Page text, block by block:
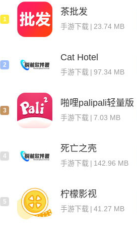
端3A大作全都为玩家们整理到
1
茶批发
手游下载 | 23.74 MB
2
Cat Hotel
手游下载 | 97.34 MB
3
啪哩palipali轻量版
手游下载 | 7.03 MB
4
死亡之壳
手游下载 | 142.96 MB
5
柠檬影视
手游下载 | 41.27 MB